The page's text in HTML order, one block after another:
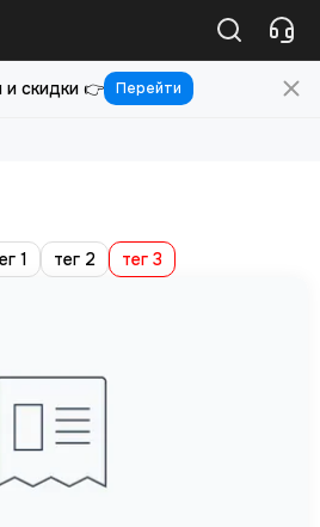
и скидки 👉 Перейти
1 тег 2 тег 3